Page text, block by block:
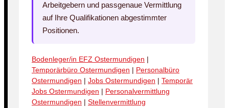
Arbeitgebern und passgenaue Vermittlung
auf Ihre Qualifikationen abgestimmter
Positionen.
Bodenleger/in EFZ Ostermundigen |
Temporärbüro Ostermundigen | Personalbüro
Ostermundigen | Jobs Ostermundigen | Temporär
Jobs Ostermundigen | Personalvermittlung
Ostermundigen | Stellenvermittlung